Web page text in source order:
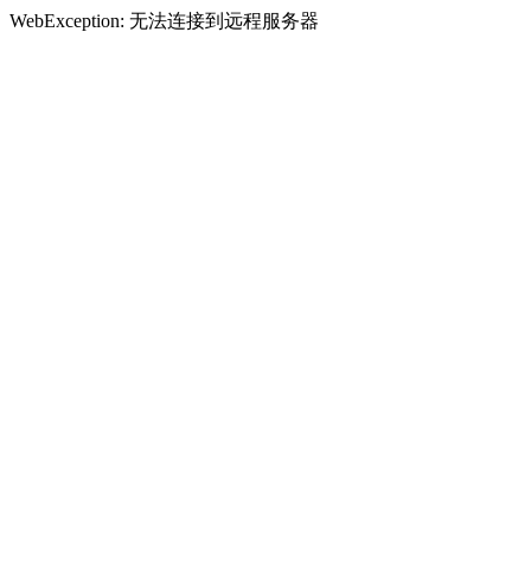
WebException: 无法连接到远程服务器